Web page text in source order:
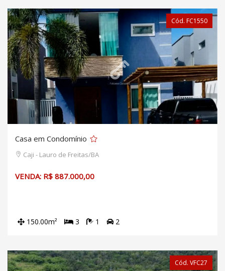
Cód. FC1550
Casa em Condomínio
Caji - Lauro de Freitas/BA
VENDA: R$ 887.000,00
150.00m² 3 1 2
Cód. VFC27